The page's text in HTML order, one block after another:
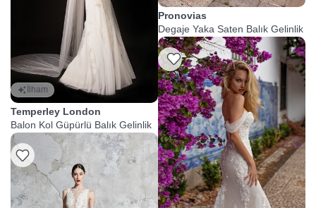
İlham
Temperley London
Balon Kol Güpürlü Balık Gelinlik
Pronovias
Degaje Yaka Saten Balık Gelinlik